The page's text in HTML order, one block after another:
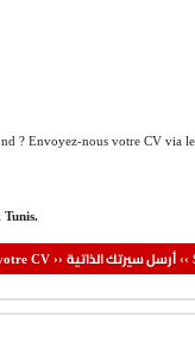
? Envoyez-nous votre CV via
Tunis.
CV ›› أرسل سيرتك الذاتية‹‹